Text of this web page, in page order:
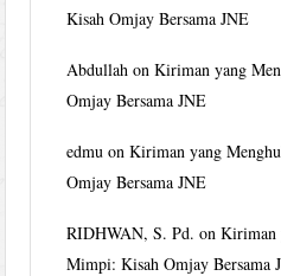
Kisah Omjay Bersama JNE
Abdullah onKiriman yang
Omjay Bersama JNE
edmu onKiriman yang
Omjay Bersama JNE
RIDHWAN, S. Pd. onKiriman
Mimpi: Kisah Omjay Bersama